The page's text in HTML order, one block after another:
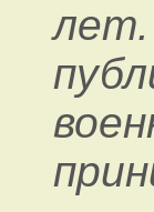
лет.